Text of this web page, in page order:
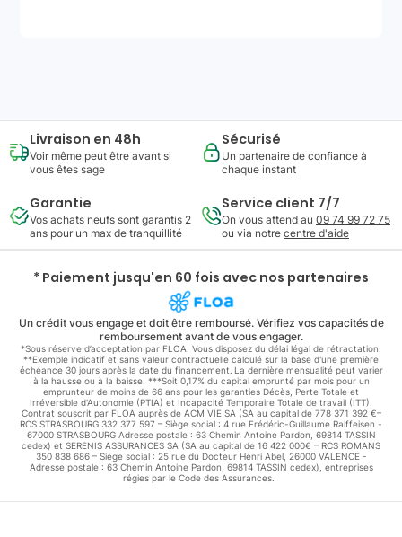
Livraison en 48h
Voir même peut être avant si
vous êtes sage
Sécurisé
Un partenaire de confiance à
chaque instant
Garantie
Vos achats neufs sont garantis 2
ans pour un max de tranquillité
Service client 7/7
On vous attend au 09 74 99 72 75
ou via notre centre d'aide
* Paiement jusqu'en 60 fois avec nos partenaires
Un crédit vous engage et doit être remboursé. Vérifiez vos capacités de
remboursement avant de vous engager.
*Sous réserve d’acceptation par FLOA. Vous disposez du délai légal de rétractation.
**Exemple indicatif et sans valeur contractuelle calculé sur la base d'une première
échéance 30 jours après la date du financement. La dernière mensualité peut varier
à la hausse ou à la baisse. ***Soit 0,17% du capital emprunté par mois pour un
emprunteur de moins de 66 ans pour les garanties Décès, Perte Totale et
Irréversible d'Autonomie (PTIA) et Incapacité Temporaire Totale de travail (ITT).
Contrat souscrit par FLOA auprès de ACM VIE SA (SA au capital de 778 371 392 €–
RCS STRASBOURG 332 377 597 – Siège social : 4 rue Frédéric-Guillaume Raiffeisen -
67000 STRASBOURG Adresse postale : 63 Chemin Antoine Pardon, 69814 TASSIN
cedex) et SERENIS ASSURANCES SA (SA au capital de 16 422 000€ – RCS ROMANS
350 838 686 – Siège social : 25 rue du Docteur Henri Abel, 26000 VALENCE -
Adresse postale : 63 Chemin Antoine Pardon, 69814 TASSIN cedex), entreprises
régies par le Code des Assurances.